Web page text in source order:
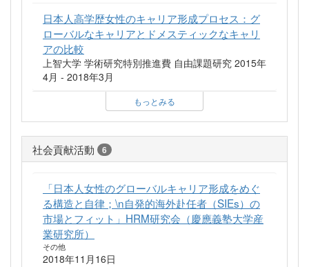
日本人高学歴女性のキャリア形成プロセス：グ
ローバルなキャリアとドメスティックなキャリ
アの比較
上智大学 学術研究特別推進費 自由課題研究 2015年
4月 - 2018年3月
もっとみる
社会貢献活動 6
「日本人女性のグローバルキャリア形成をめぐ
る構造と自律；\n自発的海外赴任者（SIEs）の
市場とフィット」HRM研究会（慶應義塾大学産
業研究所）
その他
2018年11月16日